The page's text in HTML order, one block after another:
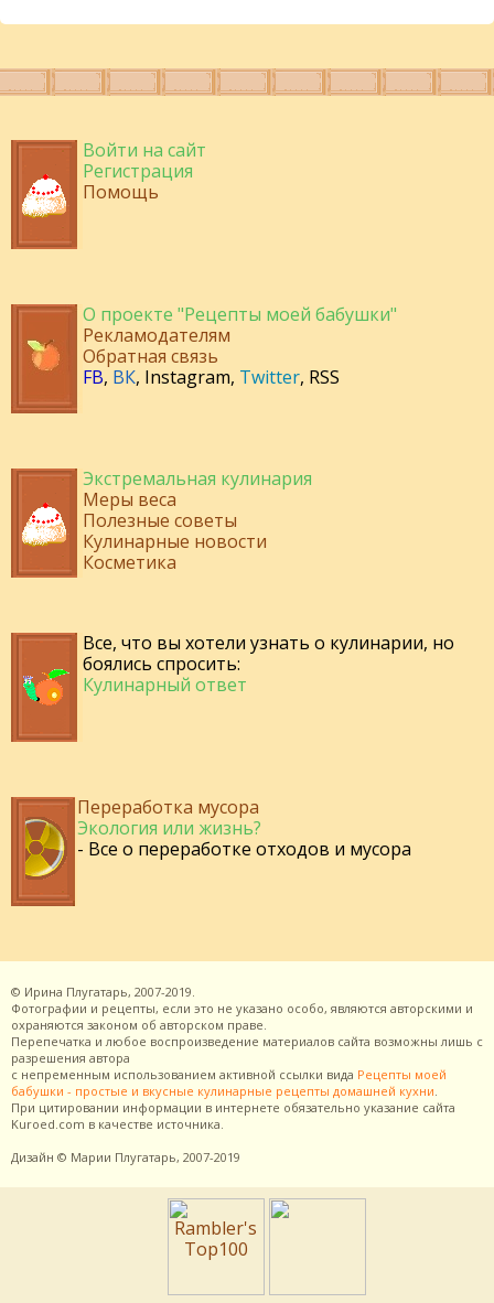
Войти на сайт
Регистрация
Помощь
О проекте "Рецепты моей бабушки"
Рекламодателям
Обратная связь
FB, ВК, Instagram, Twitter, RSS
Экстремальная кулинария
Меры веса
Полезные советы
Кулинарные новости
Косметика
Все, что вы хотели узнать о кулинарии, но
боялись спросить:
Кулинарный ответ
Переработка мусора
Экология или жизнь?
- Все о переработке отходов и мусора
© Ирина Плугатарь, 2007-2019.
Фотографии и рецепты, если это не указано особо, являются авторскими и
охраняются законом об авторском праве.
Перепечатка и любое воспроизведение материалов сайта возможны лишь с
разрешения автора
с непременным использованием активной ссылки вида Рецепты моей
бабушки - простые и вкусные кулинарные рецепты домашней кухни.
При цитировании информации в интернете обязательно указание сайта
Kuroed.com в качестве источника.
Дизайн © Марии Плугатарь, 2007-2019